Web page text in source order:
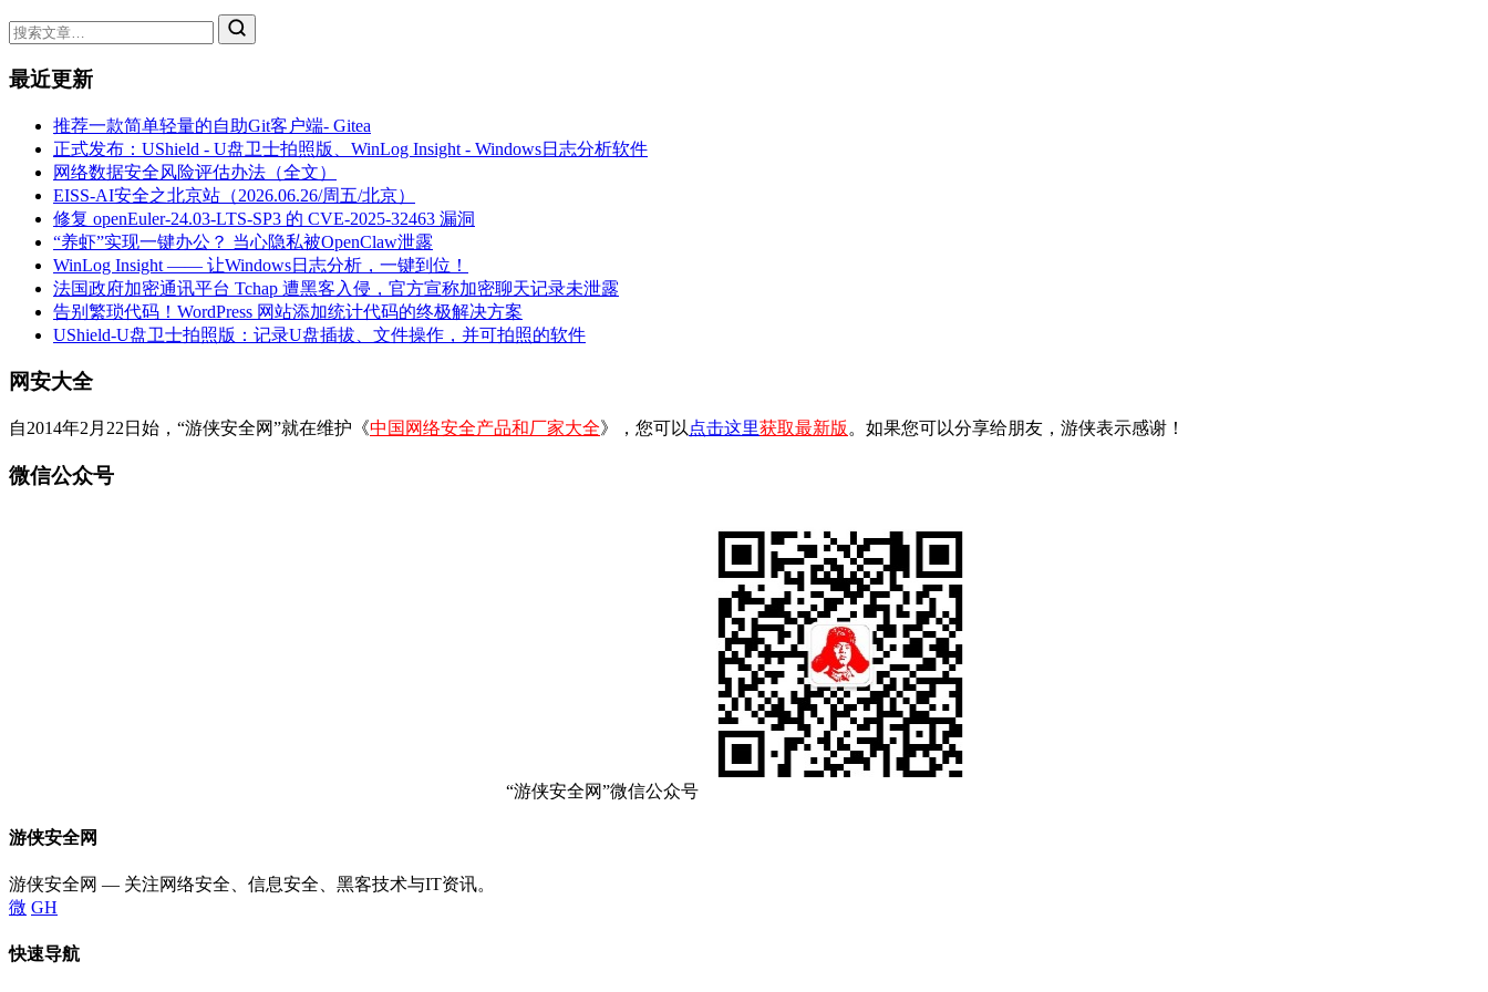
最近更新
推荐一款简单轻量的自助Git客户端- Gitea
正式发布：UShield - U盘卫士拍照版、WinLog Insight - Windows日志分析软件
网络数据安全风险评估办法（全文）
EISS-AI安全之北京站（2026.06.26/周五/北京）
修复 openEuler-24.03-LTS-SP3 的 CVE-2025-32463 漏洞
“养虾”实现一键办公？ 当心隐私被OpenClaw泄露
WinLog Insight —— 让Windows日志分析，一键到位！
法国政府加密通讯平台 Tchap 遭黑客入侵，官方宣称加密聊天记录未泄露
告别繁琐代码！WordPress 网站添加统计代码的终极解决方案
UShield-U盘卫士拍照版：记录U盘插拔、文件操作，并可拍照的软件
网安大全
自2014年2月22日始，“游侠安全网”就在维护《中国网络安全产品和厂家大全》，您可以 点击这里获取最新版 。如果您可以分享给朋友，游侠表示感谢！
微信公众号
“游侠安全网”微信公众号
游侠安全网
游侠安全网 — 关注网络安全、信息安全、黑客技术与IT资讯。
微 GH
快速导航